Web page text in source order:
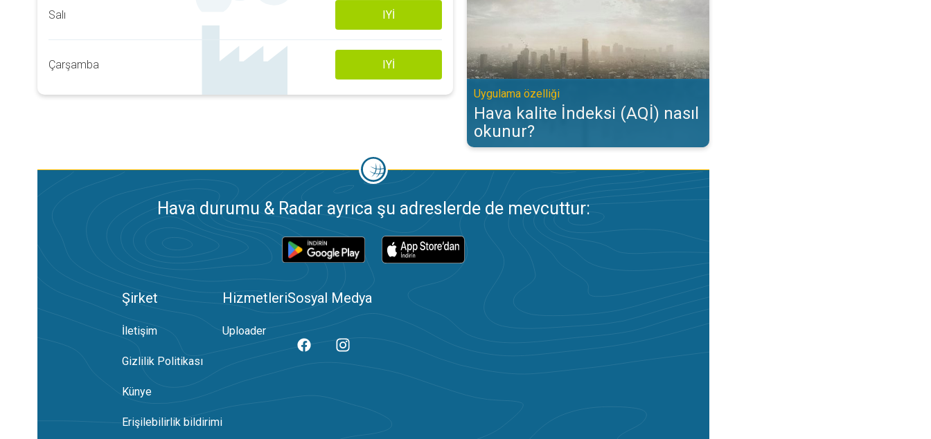
Salı IYI
Çarşamba IYI
Uygulama özelliği
Hava kalite İndeksi (AQİ) nasıl
okunur?
Hava durumu & Radar ayrıca şu adreslerde de mevcuttur:
Şirket
İletişim
Gizlilik Politikası
Künye
Erişilebilirlik bildirimi
Hizmetleri
Uploader
Sosyal Medya